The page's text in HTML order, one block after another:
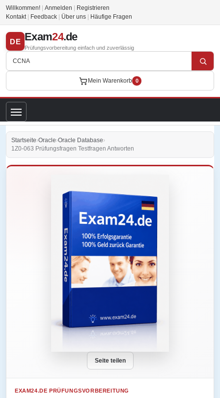
Willkommen! Anmelden
Registrieren
Kontakt
Feedback Über uns Häufige Fragen
DE Exam24.de
Prüfungsvorbereitung einfach und zuverlässig
Mein Warenkorb 0
Startseite›Oracle›Oracle Database›
1Z0-063 Prüfungsfragen Testfragen Antworten
Seite teilen
EXAM24.DE PRÜFUNGSVORBEREITUNG